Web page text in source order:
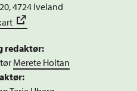
4724 Iveland
redaktør:
Merete Holtan